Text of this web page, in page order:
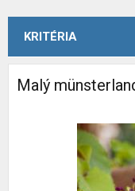
KRITÉRIA
Malý